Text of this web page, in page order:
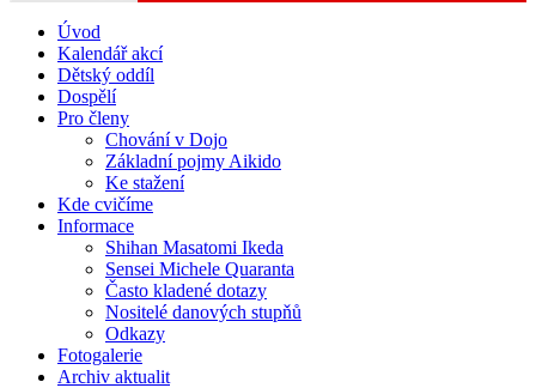
Úvod
Kalendář akcí
Dětský oddíl
Dospělí
Pro členy
Chování v Dojo
Základní pojmy Aikido
Ke stažení
Kde cvičíme
Informace
Shihan Masatomi Ikeda
Sensei Michele Quaranta
Často kladené dotazy
Nositelé danových stupňů
Odkazy
Fotogalerie
Archiv aktualit